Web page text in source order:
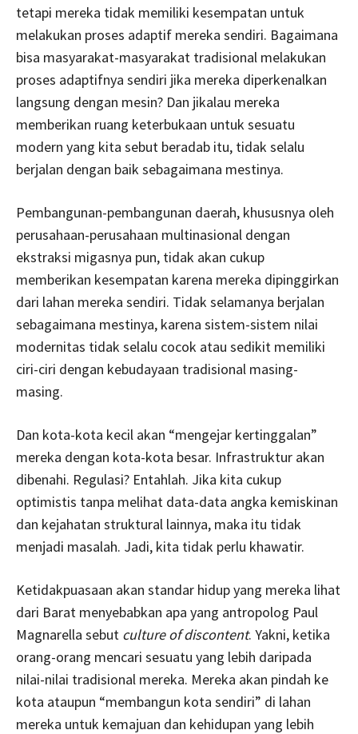
tetapi mereka tidak memiliki kesempatan untuk
melakukan proses adaptif mereka sendiri. Bagaimana
bisa masyarakat-masyarakat tradisional melakukan
proses adaptifnya sendiri jika mereka diperkenalkan
langsung dengan mesin? Dan jikalau mereka
memberikan ruang keterbukaan untuk sesuatu
modern yang kita sebut beradab itu, tidak selalu
berjalan dengan baik sebagaimana mestinya.
Pembangunan-pembangunan daerah, khususnya oleh
perusahaan-perusahaan multinasional dengan
ekstraksi migasnya pun, tidak akan cukup
memberikan kesempatan karena mereka dipinggirkan
dari lahan mereka sendiri. Tidak selamanya berjalan
sebagaimana mestinya, karena sistem-sistem nilai
modernitas tidak selalu cocok atau sedikit memiliki
ciri-ciri dengan kebudayaan tradisional masing-
masing.
Dan kota-kota kecil akan “mengejar kertinggalan”
mereka dengan kota-kota besar. Infrastruktur akan
dibenahi. Regulasi? Entahlah. Jika kita cukup
optimistis tanpa melihat data-data angka kemiskinan
dan kejahatan struktural lainnya, maka itu tidak
menjadi masalah. Jadi, kita tidak perlu khawatir.
Ketidakpuasaan akan standar hidup yang mereka lihat
dari Barat menyebabkan apa yang antropolog Paul
Magnarella sebut culture of discontent. Yakni, ketika
orang-orang mencari sesuatu yang lebih daripada
nilai-nilai tradisional mereka. Mereka akan pindah ke
kota ataupun “membangun kota sendiri” di lahan
mereka untuk kemajuan dan kehidupan yang lebih